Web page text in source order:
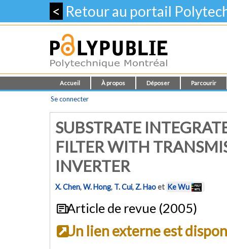
< Retour au portail
Accueil À propos Déposer Parcourir
Se connecter
SUBSTRATE
FILTER WITH
INVERTER
X. Chen,W. Hong, T. Cui, Z. Haoet Ke Wu
Article de revue (2005)
Un lien externe est